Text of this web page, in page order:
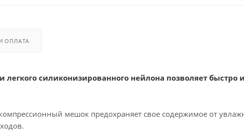
ОПЛАТА
силиконизированного нейлона позволяет быстро и
мешок предохраняет свое содержимое от